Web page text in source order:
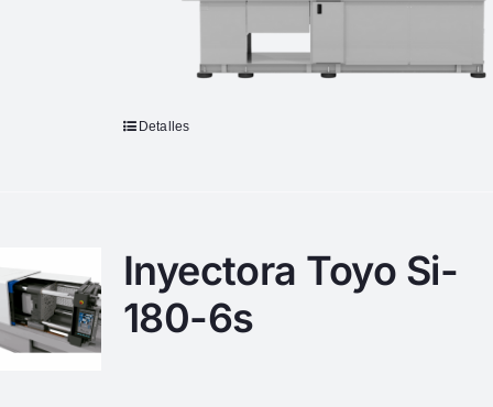
Detalles
Inyectora Toyo Si-
180-6s